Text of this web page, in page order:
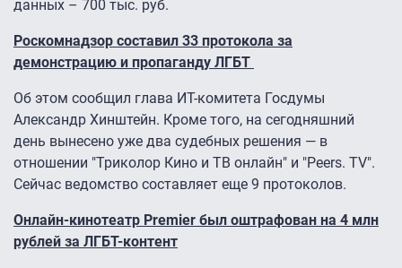
данных – 700 тыс. руб.
Роскомнадзор составил 33 протокола за
демонстрацию и пропаганду ЛГБТ
Об этом сообщил глава ИТ-комитета Госдумы
Александр Хинштейн. Кроме того, на сегодняшний
день вынесено уже два судебных решения — в
отношении "Триколор Кино и ТВ онлайн" и "Peers. TV".
Сейчас ведомство составляет еще 9 протоколов.
Онлайн-кинотеатр Premier был оштрафован на 4 млн
рублей за ЛГБТ-контент